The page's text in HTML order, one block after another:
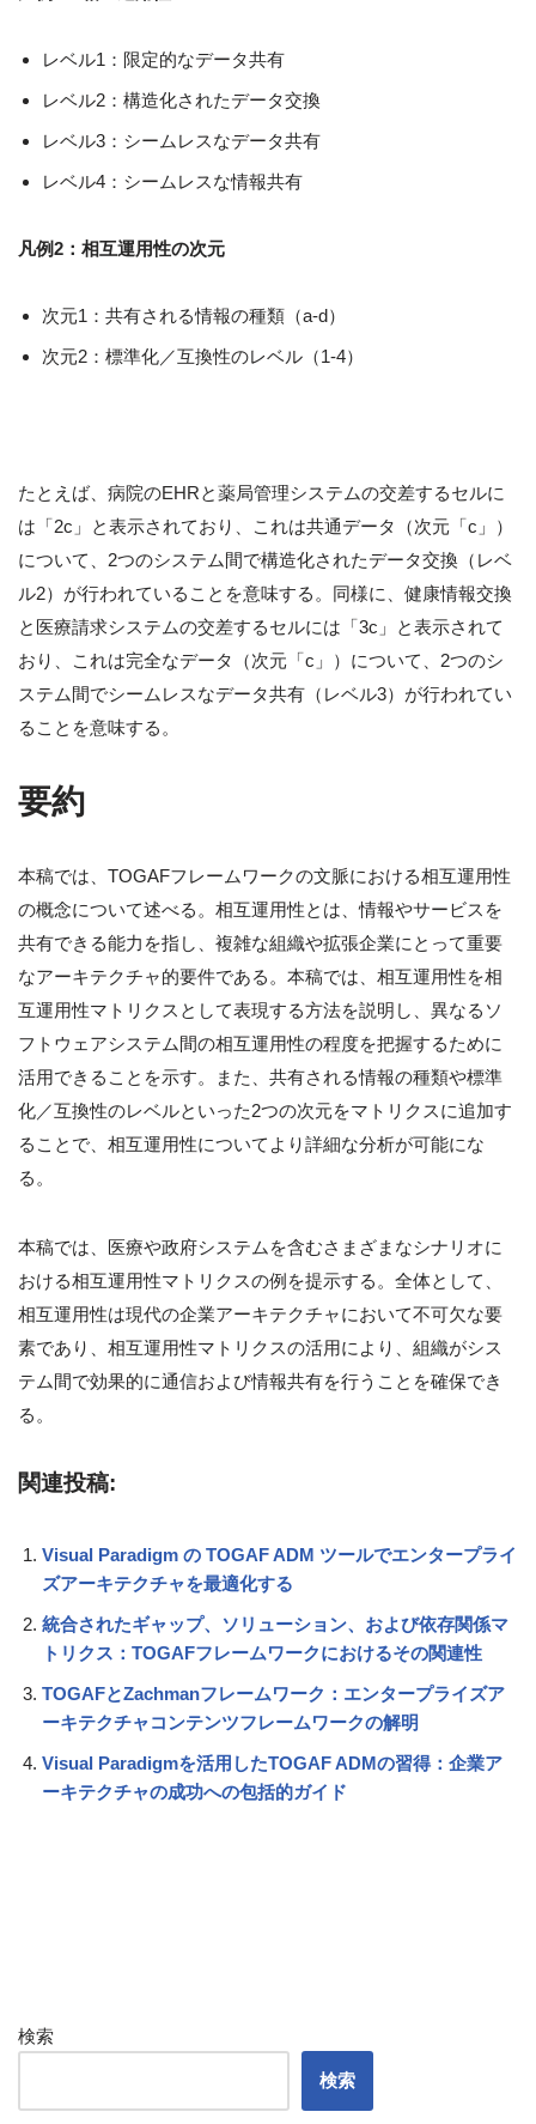
レベル1：限定的なデータ共有
レベル2：構造化されたデータ交換
レベル3：シームレスなデータ共有
レベル4：シームレスな情報共有
凡例2：相互運用性の次元
次元1：共有される情報の種類（a-d）
次元2：標準化／互換性のレベル（1-4）
たとえば、病院のEHRと薬局管理システムの交差するセルに
は「2c」と表示されており、これは共通データ（次元「c」）
について、2つのシステム間で構造化されたデータ交換（レベ
ル2）が行われていることを意味する。同様に、健康情報交換
と医療請求システムの交差するセルには「3c」と表示されて
おり、これは完全なデータ（次元「c」）について、2つのシ
ステム間でシームレスなデータ共有（レベル3）が行われてい
ることを意味する。
要約
本稿では、TOGAFフレームワークの文脈における相互運用性
の概念について述べる。相互運用性とは、情報やサービスを
共有できる能力を指し、複雑な組織や拡張企業にとって重要
なアーキテクチャ的要件である。本稿では、相互運用性を相
互運用性マトリクスとして表現する方法を説明し、異なるソ
フトウェアシステム間の相互運用性の程度を把握するために
活用できることを示す。また、共有される情報の種類や標準
化／互換性のレベルといった2つの次元をマトリクスに追加す
ることで、相互運用性についてより詳細な分析が可能にな
る。
本稿では、医療や政府システムを含むさまざまなシナリオに
おける相互運用性マトリクスの例を提示する。全体として、
相互運用性は現代の企業アーキテクチャにおいて不可欠な要
素であり、相互運用性マトリクスの活用により、組織がシス
テム間で効果的に通信および情報共有を行うことを確保でき
る。
関連投稿:
Visual Paradigm の TOGAF ADM ツールでエンタープライ
ズアーキテクチャを最適化する
統合されたギャップ、ソリューション、および依存関係マ
トリクス：TOGAFフレームワークにおけるその関連性
TOGAFとZachmanフレームワーク：エンタープライズア
ーキテクチャコンテンツフレームワークの解明
Visual Paradigmを活用したTOGAF ADMの習得：企業ア
ーキテクチャの成功への包括的ガイド
検索
検索